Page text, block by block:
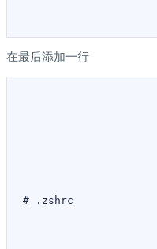
在最后添加一行
# .zshrc